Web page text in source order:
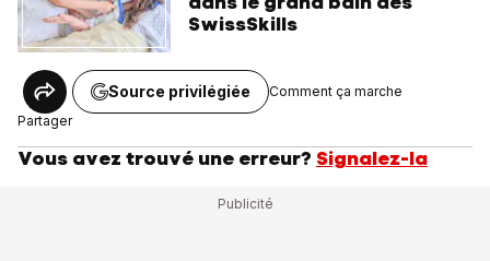
SwissSkills
Partager
Source privilégiée Comment ça marche
Vous avez trouvé une erreur? Signalez-la